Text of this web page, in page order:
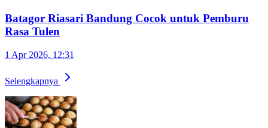
Batagor Riasari Bandung Cocok untuk Pemburu
Rasa Tulen
1 Apr 2026, 12:31
Selengkapnya